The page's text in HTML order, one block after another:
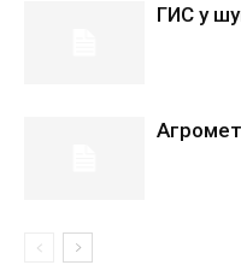
ГИС у